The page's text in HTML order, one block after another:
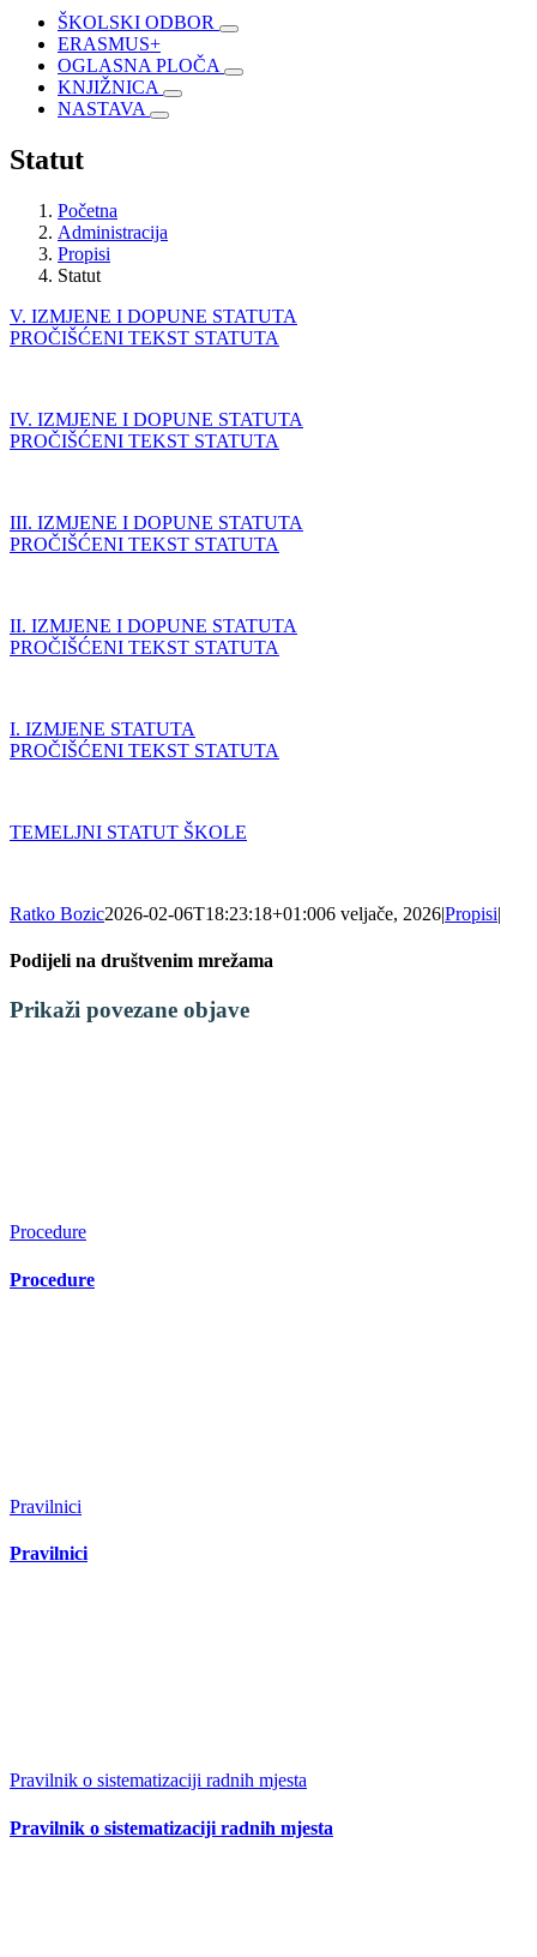
ŠKOLSKI ODBOR
ERASMUS+
OGLASNA PLOČA
KNJIŽNICA
NASTAVA
Statut
Početna
Administracija
Propisi
Statut
V. IZMJENE I DOPUNE STATUTA
PROČIŠĆENI TEKST STATUTA
IV. IZMJENE I DOPUNE STATUTA
PROČIŠĆENI TEKST STATUTA
III. IZMJENE I DOPUNE STATUTA
PROČIŠĆENI TEKST STATUTA
II. IZMJENE I DOPUNE STATUTA
PROČIŠĆENI TEKST STATUTA
I. IZMJENE STATUTA
PROČIŠĆENI TEKST STATUTA
TEMELJNI STATUT ŠKOLE
Ratko Bozic2026-02-06T18:23:18+01:006 veljače, 2026|Propisi|
Podijeli na društvenim mrežama
Facebook
X
LinkedIn
WhatsApp
Tumblr
Pinterest
Email:
Prikaži povezane objave
Procedure
Procedure
Pravilnici
Pravilnici
Pravilnik o sistematizaciji radnih mjesta
Pravilnik o sistematizaciji radnih mjesta